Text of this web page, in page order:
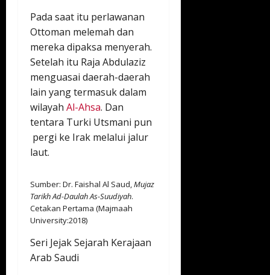
Pada saat itu perlawanan
Ottoman melemah dan
mereka dipaksa menyerah.
Setelah itu Raja Abdulaziz
menguasai daerah-daerah
lain yang termasuk dalam
wilayah Al-Ahsa. Dan
tentara Turki Utsmani pun
pergi ke Irak melalui jalur
laut.
Sumber: Dr. Faishal Al Saud,Mujaz
Tarikh Ad-Daulah As-Suudiyah.
Cetakan Pertama (Majmaah
University:2018)
Seri Jejak Sejarah Kerajaan
Arab Saudi